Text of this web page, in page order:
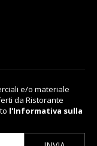
e/o materiale
da Ristorante
l'Informativa sulla